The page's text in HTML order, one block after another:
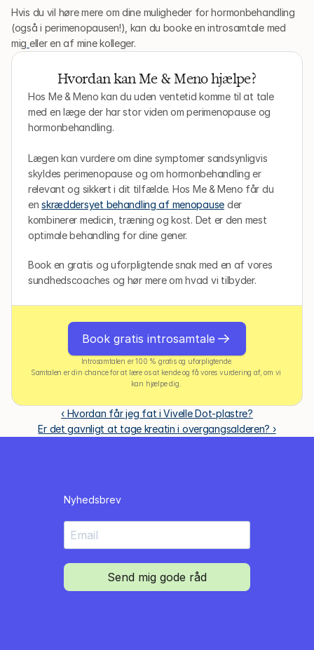
Hvis du vil høre mere om dine muligheder for hormonbehandling
(også i perimenopausen!), kan du booke en introsamtale med
mig eller en af mine kolleger.
Hvordan kan Me & Meno hjælpe?
Hos Me & Meno kan du uden ventetid komme til at tale
med en læge der har stor viden om perimenopause og
hormonbehandling.
Lægen kan vurdere om dine symptomer sandsynligvis
skyldes perimenopause og om hormonbehandling er
relevant og sikkert i dit tilfælde. Hos Me & Meno får du
en skræddersyet behandling af menopause der
kombinerer medicin, træning og kost. Det er den mest
optimale behandling for dine gener.
Book en gratis og uforpligtende snak med en af vores
sundhedscoaches og hør mere om hvad vi tilbyder.
Book gratis introsamtale
Introsamtalen er 100 % gratis og uforpligtende.
Samtalen er din chance for at lære os at kende og få vores vurdering af, om vi
kan hjælpe dig.
‹ Hvordan får jeg fat i Vivelle Dot-plastre?
Er det gavnligt at tage kreatin i overgangsalderen? ›